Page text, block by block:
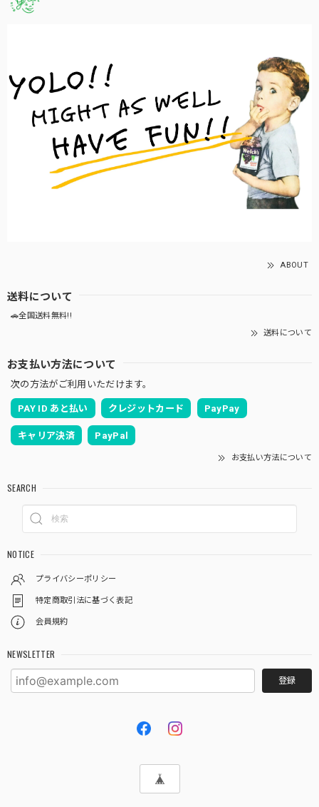
ABOUT
送料について
🚗全国送料無料!!
送料について
お支払い方法について
次の方法がご利用いただけます。
PAY ID あと払い クレジットカード PayPay
キャリア決済 PayPal
お支払い方法について
SEARCH
NOTICE
プライバシーポリシー
特定商取引法に基づく表記
会員規約
NEWSLETTER
登録